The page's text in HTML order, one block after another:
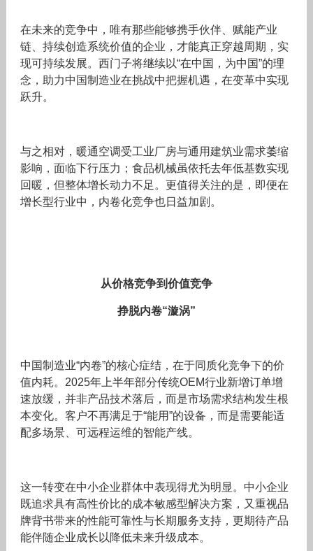
在未来的竞争中，唯有那些能够携手伙伴、赋能产业
链、持续创造系统价值的企业，才能真正穿越周期，实
现可持续发展。西门子将继续以“在中国，为中国”的理
念，助力中国制造业在挑战中把握机遇，在变革中实现
跃升。
与之相对，暖通空调受工业厂房与通用建筑业需求萎缩
影响，面临下行压力；食品机械虽依托去年低基数实现
回暖，但整体增长动力不足。更值得关注的是，即便在
增长型行业中，内卷化竞争也日益加剧。
从价格竞争到价值竞争
挣脱内卷“漩涡”
中国制造业“内卷”的核心症结，在于同质化竞争下的价
值内耗。2025年上半年部分传统OEM行业新增订单增
速放缓，并非产品技术落后，而是市场需求结构发生根
本变化。客户不再满足于“能用”的设备，而是需要能适
配多场景、可远程运维的智能产线。
这一转变在中小企业群体中表现得尤为明显。中小企业
既追求具有高性价比的成本敏感型解决方案，又重视品
牌背书带来的性能可靠性与长期服务支持，更期待产品
能伴随企业成长以降低未来升级成本。